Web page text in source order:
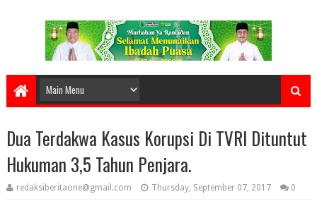
Dua Terdakwa Kasus Korupsi Di TVRI Dituntut
Hukuman 3,5 Tahun Penjara.
redaksiberitaone@gmail.com Thursday, September 07, 2017 0